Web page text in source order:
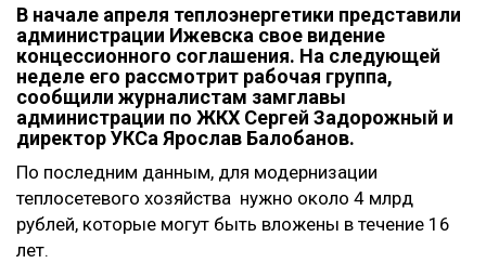
В начале апреля теплоэнергетики представили
администрации Ижевска свое видение
концессионного соглашения. На следующей
неделе его рассмотрит рабочая группа,
сообщили журналистам замглавы
администрации по ЖКХ Сергей Задорожный и
директор УКСа Ярослав Балобанов.
По последним данным, для модернизации
теплосетевого хозяйства нужно около 4 млрд
рублей, которые могут быть вложены в течение 16
лет.